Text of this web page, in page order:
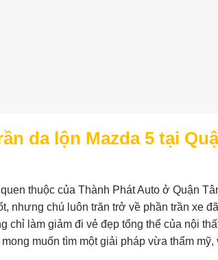
da lộn Mazda 5 tại
thuộc của Thành Phát Auto ở Quận
nhưng chú luôn trăn trở về phần trần xe
chỉ làm giảm đi vẻ đẹp tổng thể của nội
muốn tìm một giải pháp vừa thẩm